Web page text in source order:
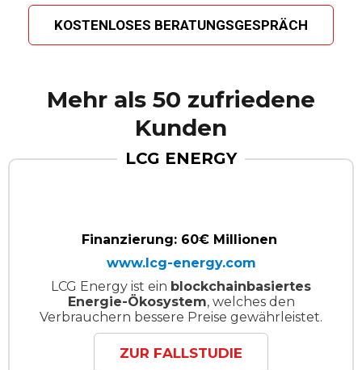
KOSTENLOSES BERATUNGSGESPRÄCH
Mehr als 50 zufriedene
Kunden
LCG ENERGY
Finanzierung: 60€ Millionen
www.lcg-energy.com
LCG Energy ist ein blockchainbasiertes
Energie-Ökosystem, welches den
Verbrauchern bessere Preise gewährleistet.
ZUR FALLSTUDIE